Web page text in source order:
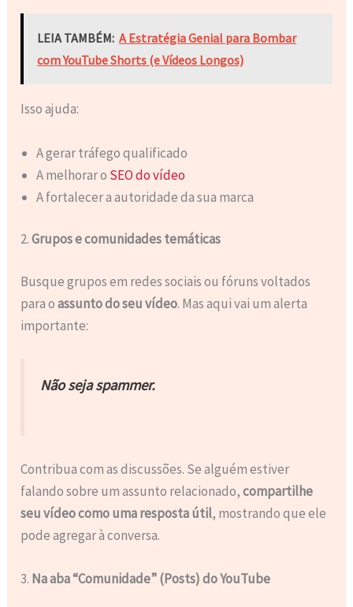
LEIA TAMBÉM: A Estratégia Genial para Bombar
com YouTube Shorts (e Vídeos Longos)
Isso ajuda:
A gerar tráfego qualificado
A melhorar o SEO do vídeo
A fortalecer a autoridade da sua marca
2.Grupos e comunidades temáticas
Busque grupos em redes sociais ou fóruns voltados
para oassunto do seu vídeo. Mas aqui vai um alerta
importante:
Não seja spammer.
Contribua com as discussões. Se alguém estiver
falando sobre um assunto relacionado,compartilhe
seu vídeo como uma resposta útil, mostrando que ele
pode agregar à conversa.
3. Na aba “Comunidade” (Posts) do YouTube